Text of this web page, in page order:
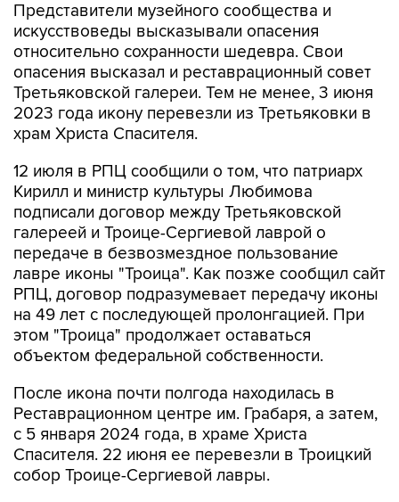
Представители музейного сообщества и
искусствоведы высказывали опасения
относительно сохранности шедевра. Свои
опасения высказал и реставрационный совет
Третьяковской галереи. Тем не менее, 3 июня
2023 года икону перевезли из Третьяковки в
храм Христа Спасителя.
12 июля в РПЦ сообщили о том, что патриарх
Кирилл и министр культуры Любимова
подписали договор между Третьяковской
галереей и Троице-Сергиевой лаврой о
передаче в безвозмездное пользование
лавре иконы "Троица". Как позже сообщил сайт
РПЦ, договор подразумевает передачу иконы
на 49 лет с последующей пролонгацией. При
этом "Троица" продолжает оставаться
объектом федеральной собственности.
После икона почти полгода находилась в
Реставрационном центре им. Грабаря, а затем,
с 5 января 2024 года, в храме Христа
Спасителя. 22 июня ее перевезли в Троицкий
собор Троице-Сергиевой лавры.